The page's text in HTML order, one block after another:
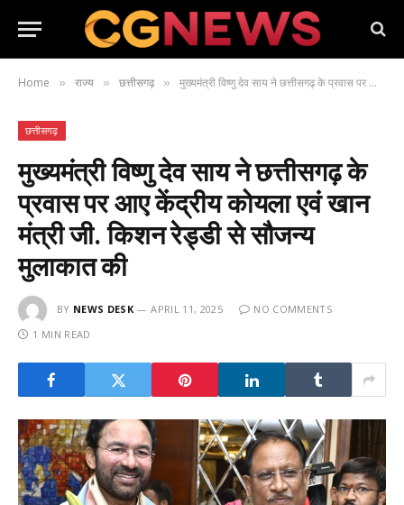
Home » राज्य » छत्तीसगढ़ » मुख्यमंत्री विष्णु देव साय ने छत्तीसगढ़ के प्रवास पर आए केंद्रीय कोयला एवं खान मंत्री जी. किशन रेड्डी से सौजन्य मुलाकात की
छत्तीसगढ़
मुख्यमंत्री विष्णु देव साय ने छत्तीसगढ़ के
प्रवास पर आए केंद्रीय कोयला एवं खान
मंत्री जी. किशन रेड्डी से सौजन्य
मुलाकात की
BY NEWS DESK APRIL 11, 2025
NO COMMENTS
1 MIN READ